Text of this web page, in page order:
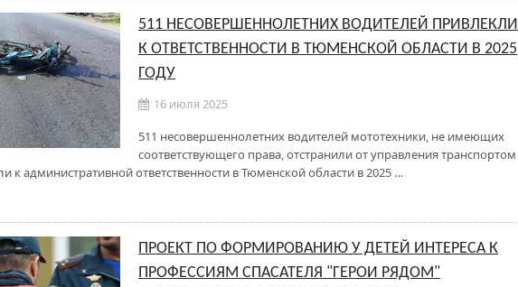
511 НЕСОВЕРШЕННОЛЕТНИХ ВОДИТЕЛЕЙ ПРИВЛЕКЛИ
К ОТВЕТСТВЕННОСТИ В ТЮМЕНСКОЙ ОБЛАСТИ В 2025
ГОДУ
16 июля 2025
511 несовершеннолетних водителей мототехники, не имеющих
соответствующего права, отстранили от управления транспортом
к административной ответственности в Тюменской области в 2025 …
ПРОЕКТ ПО ФОРМИРОВАНИЮ У ДЕТЕЙ ИНТЕРЕСА К
ПРОФЕССИЯМ СПАСАТЕЛЯ "ГЕРОИ РЯДОМ"